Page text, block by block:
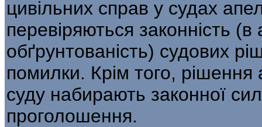
цивільних справ у судах
перевіряються законність
обґрунтованість) судових
помилки. Крім того, рішення
суду наби­рають законної
проголошення.